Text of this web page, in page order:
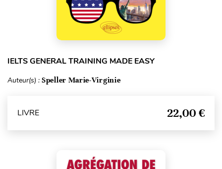
IELTS GENERAL TRAINING MADE EASY
Auteur(s) : Speller Marie-Virginie
LIVRE 22,00 €